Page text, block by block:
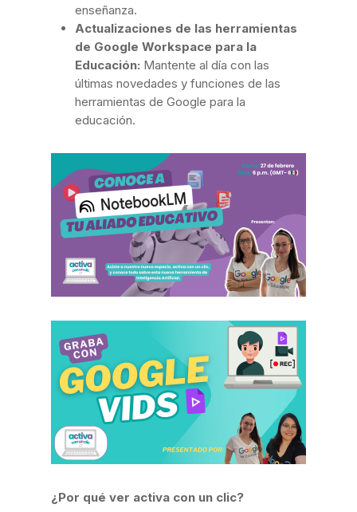
enseñanza.
Actualizaciones de las herramientas
de Google Workspace para la
Educación: Mantente al día con las
últimas novedades y funciones de las
herramientas de Google para la
educación.
¿Por qué ver activa con un clic?